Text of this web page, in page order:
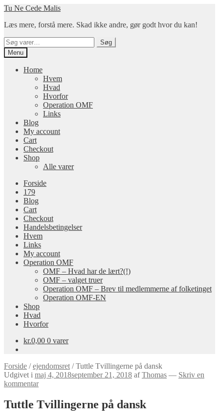
Spring
navigation
Spring
indhold
Tu Ne Cede Malis
Læs mere, forstå mere. Skad ikke andre, gør godt hvor du kan!
Søg
efter:
Søg
Menu
Home
Hvem
Hvad
Hvorfor
Operation OMF
Links
Blog
My account
Cart
Checkout
Shop
Alle varer
Forside
179
Blog
Cart
Checkout
Handelsbetingelser
Hvem
Links
My account
Operation OMF
OMF – Hvad har de lært?(!)
OMF – valget truer
Operation OMF – Brev til medlemmerne af folketinget
Operation OMF-EN
Shop
Hvad
Hvorfor
kr.0,00 0 varer
Forside /ejendomsret /Tuttle Tvillingerne på dansk
Udgivet i maj 4, 2018september 21, 2018 afThomas — Skriv en
kommentar
Tuttle Tvillingerne på dansk